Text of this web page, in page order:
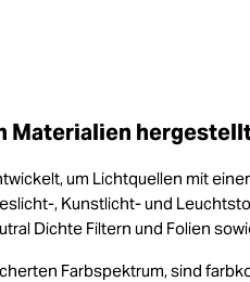
Materialien
um Lichtquellen mit
, Kunstlicht- und
Dichte Filtern und Folien
Farbspektrum, sind